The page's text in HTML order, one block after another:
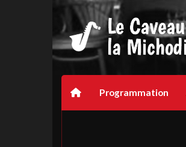
Programmation